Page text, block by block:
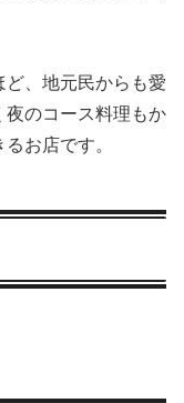
ど、地元民からも愛
夜のコース料理もか
お店です。